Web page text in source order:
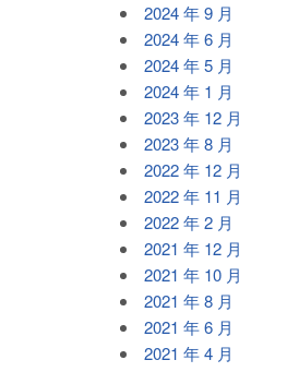
2024 年 9 月
2024 年 6 月
2024 年 5 月
2024 年 1 月
2023 年 12 月
2023 年 8 月
2022 年 12 月
2022 年 11 月
2022 年 2 月
2021 年 12 月
2021 年 10 月
2021 年 8 月
2021 年 6 月
2021 年 4 月